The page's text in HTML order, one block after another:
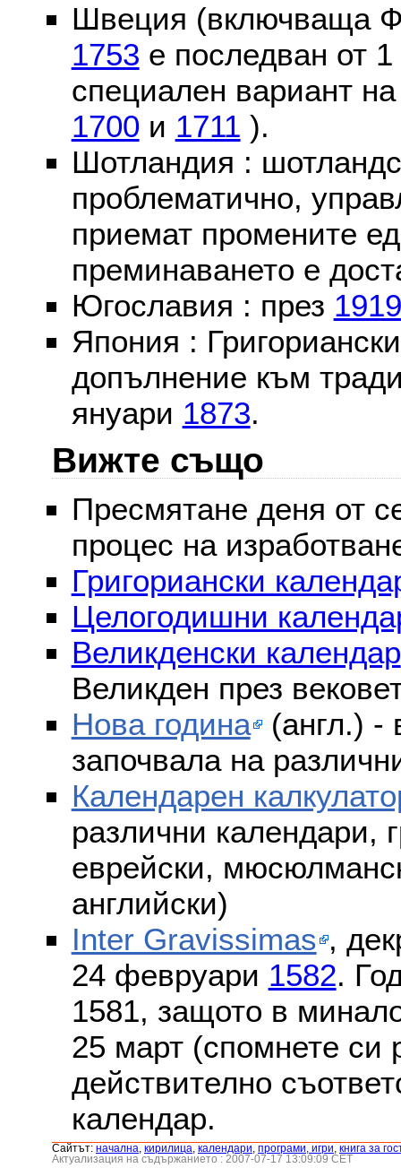
Швеция (включваща
1753 е последван от
специален вариант
1700 и 1711 ).
Шотландия :
проблематично,
приемат промените
преминаването е
Югославия : през 1919
Япония :
допълнение към
януари 1873.
Вижте също
Пресмятане деня от
процес на
Григориански
Целогодишни
Великденски календар
Великден през
Нова година (англ.) -
започвала на
Календарен
различни календари,
еврейски,
английски)
Inter Gravissimas ,
24 февруари 1582.
1581, защото в
25 март (спомнете си
действително
календар.
Сайтът: началнa, кирилица, календари, програми, игри, книга за
Актуализация на съдържанието : 2007-07-17 13:09:09 CET